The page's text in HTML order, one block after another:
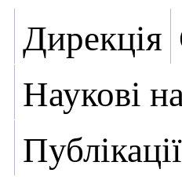
Дирекція
Наукові
Публікації